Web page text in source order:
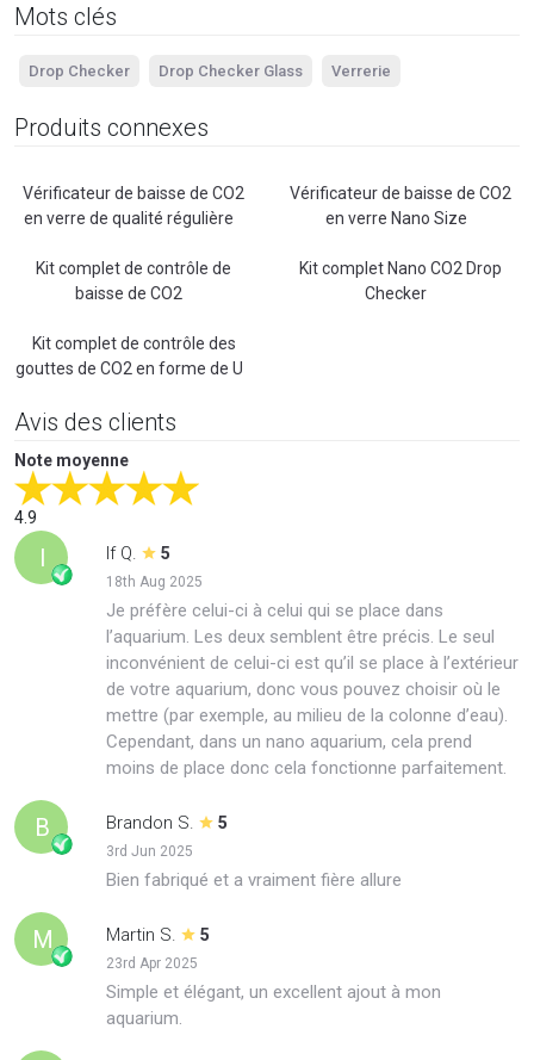
Avis des clients
Note moyenne
4.9
I If Q. 5
18th Aug 2025
Je préfère celui-ci à celui qui se place dans
l’aquarium. Les deux semblent être précis. Le seul
inconvénient de celui-ci est qu’il se place à l’extérieur
de votre aquarium, donc vous pouvez choisir où le
mettre (par exemple, au milieu de la colonne d’eau).
Cependant, dans un nano aquarium, cela prend
moins de place donc cela fonctionne parfaitement.
B Brandon S. 5
3rd Jun 2025
Bien fabriqué et a vraiment fière allure
M Martin S. 5
23rd Apr 2025
Simple et élégant, un excellent ajout à mon
aquarium.
Mots clés
Drop Checker Drop Checker Glass Verrerie
Produits connexes
Vérificateur de baisse de CO2
en verre de qualité régulière
Vérificateur de baisse de CO2
en verre Nano Size
Kit complet de contrôle de
baisse de CO2
Kit complet Nano CO2 Drop
Checker
Kit complet de contrôle des
gouttes de CO2 en forme de U